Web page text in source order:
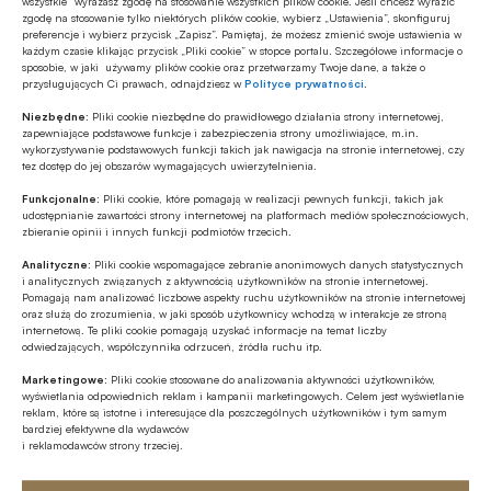
zgodę na stosowanie tylko niektórych plików cookie, wybierz „Ustawienia”, skonfiguruj
preferencje i wybierz przycisk „Zapisz”. Pamiętaj, że możesz zmienić swoje ustawienia w
każdym czasie klikając przycisk „Pliki cookie” w stopce portalu. Szczegółowe informacje o
sposobie, w jaki używamy plików cookie oraz przetwarzamy Twoje dane, a także o
przysługujących Ci prawach, odnajdziesz wPolityce prywatności
Niezbędne: Pliki cookie niezbędne do prawidłowego działania strony internetowej,
zapewniające podstawowe funkcje i zabezpieczenia strony umożliwiające, m.in.
wykorzystywanie podstawowych funkcji takich jak nawigacja na stronie internetowej, czy
tez dostęp do jej obszarów wymagających uwierzytelnienia.
Funkcjonalne: Pliki cookie, które pomagają w realizacji pewnych funkcji, takich jak
udostępnianie zawartości strony internetowej na platformach mediów społecznościowych,
zbieranie opinii i innych funkcji podmiotów trzecich.
Analityczne: Pliki cookie wspomagające zebranie anonimowych danych statystycznych
i analitycznych związanych z aktywnością użytkowników na stronie internetowej.
Pomagają nam analizować liczbowe aspekty ruchu użytkowników na stronie internetowej
oraz służą do zrozumienia, w jaki sposób użytkownicy wchodzą w interakcje ze stroną
internetową. Te pliki cookie pomagają uzyskać informacje na temat liczby
odwiedzających, współczynnika odrzuceń, źródła ruchu itp.
Marketingowe: Pliki cookie stosowane do analizowania aktywności użytkowników,
wyświetlania odpowiednich reklam i kampanii marketingowych. Celem jest wyświetlanie
reklam, które są istotne i interesujące dla poszczególnych użytkowników i tym samym
bardziej efektywne dla wydawców
i reklamodawców strony trzeciej.
sektory bankowe po kryzysie gospodarczym końca
pierwszej dekady 2000 r. są bardziej odporne
na występujące szoki. Rok 2022 był punktem zwrotnym,
jeśli chodzi o budowę bardziej wydajnej bankowości
Dănescu, prezes wykonawczy Rumuńskiego
Stowarzyszenia Banków (RAB), w rozmowie z Piotrem
Gałązką, dyrektorem Przedstawicielstwa Związku Banków
Polskich w Brukseli.
BANK 2023/05
Bankowość i Finanse | Wskaźniki Referencyjne |
Angielskie wyjście z klasą, czyli odejście od LIBOR
Na większości najistotniejszych, globalnych rynków wskaźnik
LIBOR powoli przechodzi do historii. Najlepszym dowodem
na zamknięcie tego rozdziału jest transformacja
macierzystego, brytyjskiego rynku, gdzie od 2022 r.
niemalże w pełni zastąpiono dotychczasowy LIBOR nowym
wskaźnikiem referencyjnym SONIA. Jak widać, można
jednocześnie wyjść po angielsku i zrobić to w dobrym stylu.
BANK 2023/05
18.05.2023 07:10
Bankowość i Finanse |
Gospodarka – FTB | AI ante portas
Za nami kolejna edycja Kongresu FTB. To święto
Społeczności Forum Technologii Bankowych działającego
przy Związku Banków Polskich, odbyło się w dniach 26–